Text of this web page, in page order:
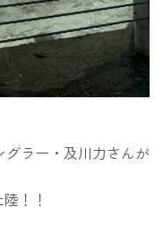
グラー・及川力さんが
！！